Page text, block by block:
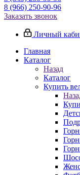
8 (966) 250-90-96
Заказать звонок
Личный
Главная
Каталог
Назад
Каталог
Купить